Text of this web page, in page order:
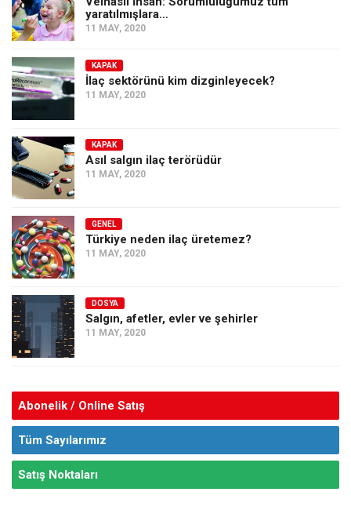
yaratılmışlara…
11 MAY, 2020
KAPAK
İlaç sektörünü kim dizginleyecek?
11 MAY, 2020
KAPAK
Asıl salgın ilaç terörüdür
11 MAY, 2020
GENEL
Türkiye neden ilaç üretemez?
11 MAY, 2020
DOSYA
Salgın, afetler, evler ve şehirler
11 MAY, 2020
Abonelik / Online Satış
Tüm Sayılarımız
Satış Noktaları